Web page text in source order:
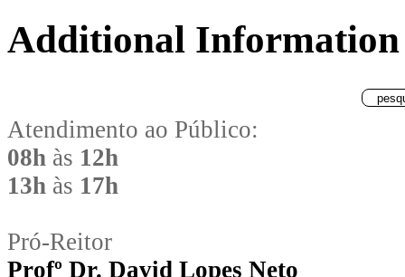
Additional Information
Atendimento ao Público:
08h às 12h
13h às 17h
Pró-Reitor
Profº Dr. David Lopes Neto